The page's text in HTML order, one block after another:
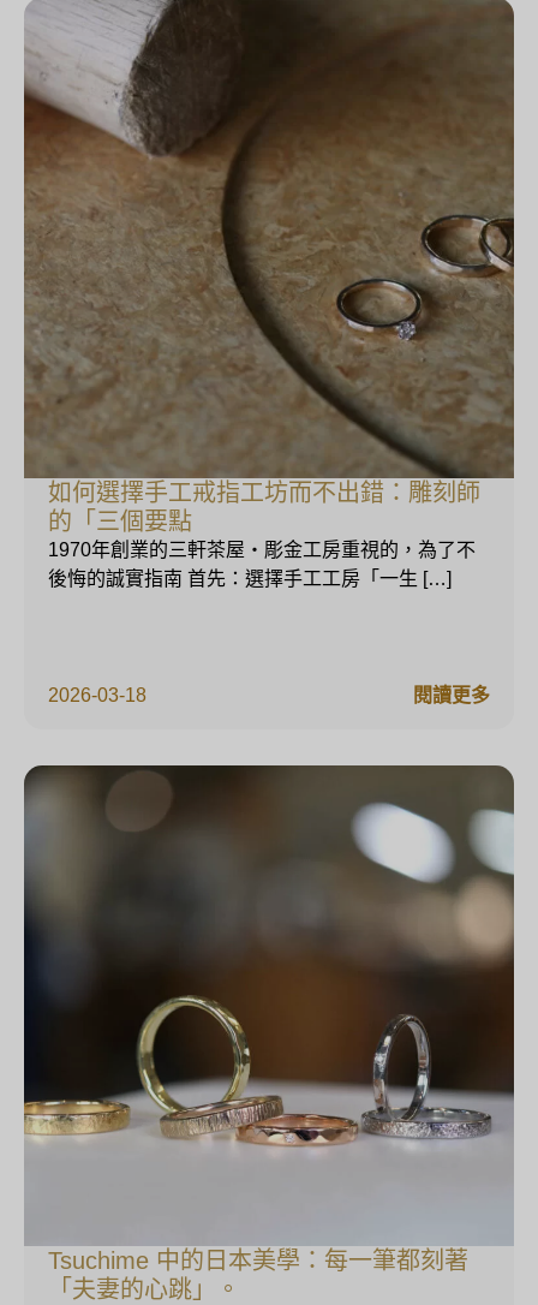
如何選擇手工戒指工坊而不出錯：雕刻師
的「三個要點
2026-03-18
1970年創業的三軒茶屋・彫金工房重視的，為了不
後悔的誠實指南 首先：選擇手工工房「一生 […]
閱讀更多
Tsuchime 中的日本美學：每一筆都刻著
「夫妻的心跳」。